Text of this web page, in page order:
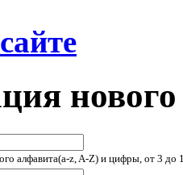
алфавита(a-z, A-Z) и цифры, от 3 до